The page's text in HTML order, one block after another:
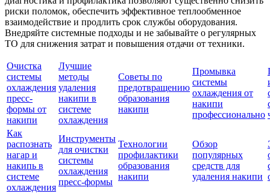
риски поломок, обеспечить эффективное теплообменное
взаимодействие и продлить срок службы оборудования.
Внедряйте системные подходы и не забывайте о регулярных
ТО для снижения затрат и повышения отдачи от техники.
Очистка
системы
охлаждения
пресс-
формы от
накипи
Лучшие
методы
удаления
накипи в
системе
охлаждения
Советы по
предотвращению
образования
накипи
Промывка
системы
охлаждения от
накипи
профессионально
Как
распознать
нагар и
накипь в
системе
охлаждения
Инструменты
для очистки
системы
охлаждения
пресс-формы
Технологии
профилактики
образования
накипи
Обзор
популярных
средств для
удаления накипи